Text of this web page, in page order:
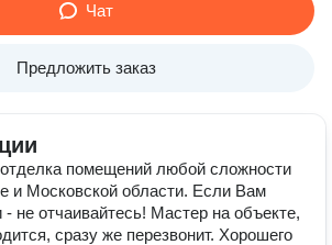
Чат
Предложить заказ
помещений любой сложности
и Московской области. Если Вам
- не отчаивайтесь! Мастер на объекте,
сразу же перезвонит. Хорошего